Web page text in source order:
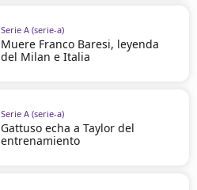
Serie A (serie-a)
Muere Franco Baresi, leyenda
del Milan e Italia
Serie A (serie-a)
Gattuso echa a Taylor del
entrenamiento